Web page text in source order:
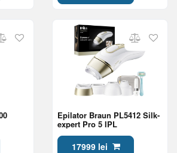
Epilator Braun PL5412 Silk-
expert Pro 5 IPL
17999 lei